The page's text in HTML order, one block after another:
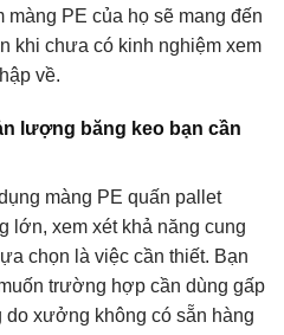
màng PE của họ sẽ mang đến
khi chưa có kinh nghiệm xem
về.
lượng băng keo bạn cần
màng PE quấn pallet
lớn, xem xét khả năng cung
chọn là việc cần thiết. Bạn
trường hợp cần dùng gấp
do xưởng không có sẵn hàng